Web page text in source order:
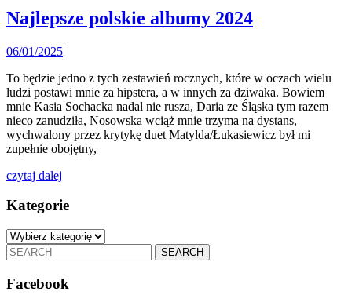
Najlepsze polskie albumy 2024Najlepsze
2024
06/01/202506/01/2025
|
To będzie jedno z tych zestawień rocznych, które w oczach wielu
ludzi postawi mnie za hipstera, a w innych za dziwaka. Bowiem
mnie Kasia Sochacka nadal nie rusza, Daria ze Śląska tym razem
nieco zanudziła, Nosowska wciąż mnie trzyma na dystans,
wychwalony przez krytykę duet Matylda/Łukasiewicz był mi
zupełnie obojętny,
czytaj dalej
Kategorie
Kategorie
Search
for:
Facebook